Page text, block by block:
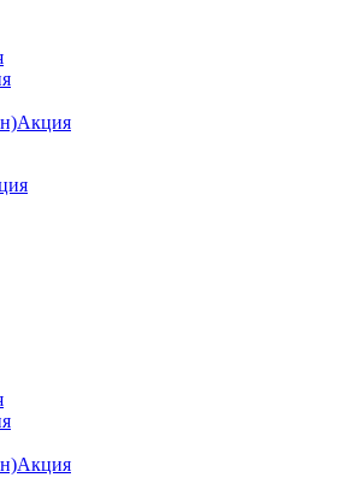
Акция
Акция